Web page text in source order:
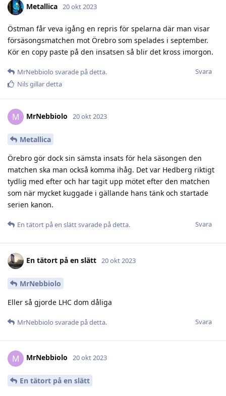
Metallica 20 okt 2023
Östman får veva igång en repris för spelarna där man visar
försäsongsmatchen mot Örebro som spelades i september.
Kör en copy paste på den insatsen så blir det kross imorgon.
Svara
MrNebbiolo svarade på detta.
Nilsgillar detta
M MrNebbiolo 20 okt 2023
Metallica
Örebro gör dock sin sämsta insats för hela säsongen den
matchen ska man också komma ihåg. Det var Hedberg riktigt
tydlig med efter och har tagit upp mötet efter den matchen
som när mycket kuggade i gällande hans tänk och startade
serien kanon.
Svara
En tätort på en slättsvarade på detta.
En tätort på en slätt 20 okt 2023
MrNebbiolo
Eller så gjorde LHC dom dåliga
Svara
MrNebbiolo svarade på detta.
M MrNebbiolo 20 okt 2023
En tätort på en slätt